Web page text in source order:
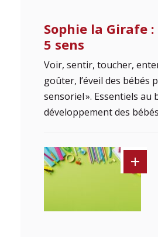
Sophie la Girafe
5 sens
Voir, sentir, toucher,
goûter, l’éveil des bébés
sensoriel ». Essentiels au
développement des